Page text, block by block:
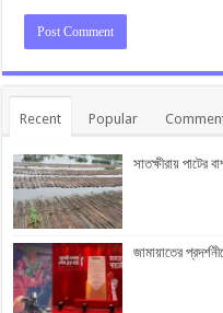
Recent Popular
সাতক্ষীরায় পাটের
জামায়াতের